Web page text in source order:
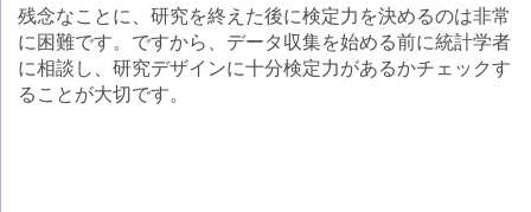
残念なことに、研究を終えた後に検定力を決めるのは非常
に困難です。ですから、データ収集を始める前に統計学者
に相談し、研究デザインに十分検定力があるかチェックす
ることが大切です。